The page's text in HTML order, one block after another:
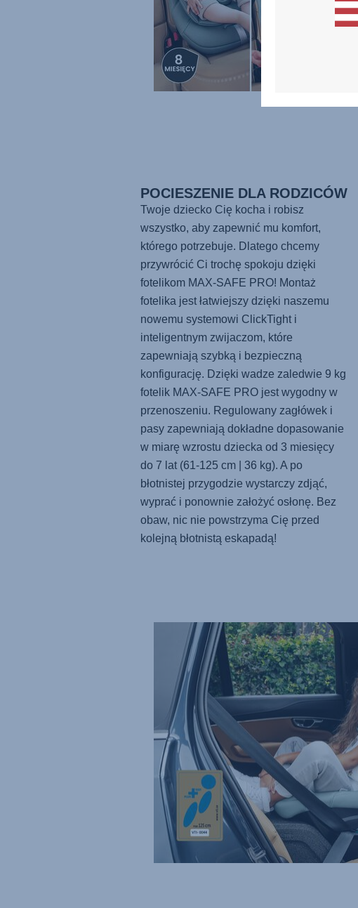
POCIESZENIE DLA RODZICÓW
Twoje dziecko Cię kocha i robisz
wszystko, aby zapewnić mu komfort,
którego potrzebuje. Dlatego chcemy
przywrócić Ci trochę spokoju dzięki
fotelikom MAX-SAFE PRO! Montaż
fotelika jest łatwiejszy dzięki naszemu
nowemu systemowi ClickTight i
inteligentnym zwijaczom, które
zapewniają szybką i bezpieczną
konfigurację. Dzięki wadze zaledwie 9 kg
fotelik MAX-SAFE PROjest wygodny w
przenoszeniu. Regulowany zagłówek i
pasy zapewniają dokładne dopasowanie
w miarę wzrostu dziecka od 3 miesięcy
do 7 lat (61-125 cm | 36 kg). A po
błotnistej przygodzie wystarczy zdjąć,
wyprać i ponownie założyć osłonę. Bez
obaw, nic nie powstrzyma Cię przed
kolejną błotnistą eskapadą!